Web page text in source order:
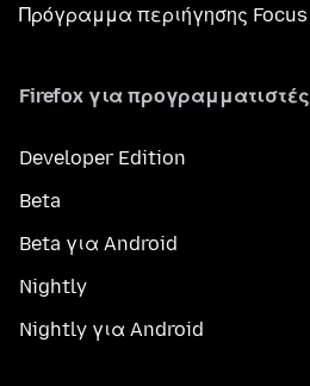
Πρόγραμμα περιήγησης Focus
Firefox για προγραμματιστές
Developer Edition
Beta
Beta για Android
Nightly
Nightly για Android